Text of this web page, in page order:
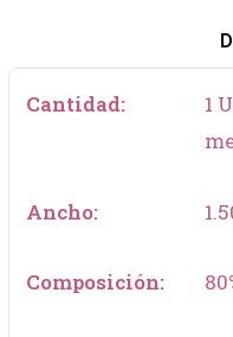
Cantidad:
1
Ancho:
Composición: